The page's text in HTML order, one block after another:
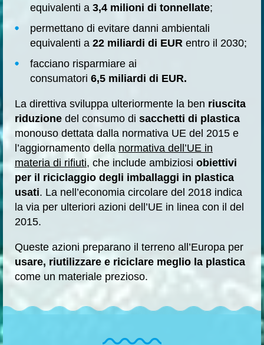
equivalenti a 3,4 milioni di tonnellate;
permettano di evitare danni ambientali
equivalenti a 22 miliardi di EUR entro il 2030;
facciano risparmiare ai
consumatori 6,5 miliardi di EUR.
La direttiva sviluppa ulteriormente la ben riuscita
riduzione del consumo di sacchetti di plastica
monouso dettata dalla normativa UE del 2015 e
l’aggiornamento della normativa dell’UE in
materia di rifiuti, che include ambiziosi obiettivi
per il riciclaggio degli imballaggi in plastica
usati. La nell’economia circolare del 2018 indica
la via per ulteriori azioni dell’UE in linea con il del
2015.
Queste azioni preparano il terreno all’Europa per
usare, riutilizzare e riciclare meglio la plastica
come un materiale prezioso.